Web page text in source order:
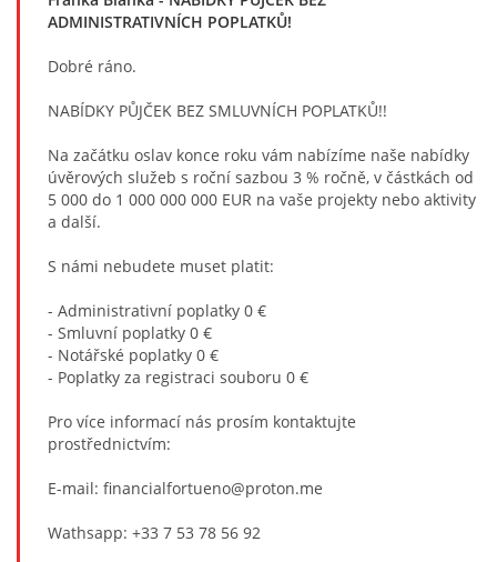
ADMINISTRATIVNÍCH POPLATKŮ!
Dobré ráno.
NABÍDKY PŮJČEK BEZ SMLUVNÍCH POPLATKŮ!!
Na začátku oslav konce roku vám nabízíme naše nabídky
úvěrových služeb s roční sazbou 3 % ročně, v částkách od
5 000 do 1 000 000 000 EUR na vaše projekty nebo aktivity
a další.
S námi nebudete muset platit:
- Administrativní poplatky 0 €
- Smluvní poplatky 0 €
- Notářské poplatky 0 €
- Poplatky za registraci souboru 0 €
Pro více informací nás prosím kontaktujte
prostřednictvím:
E-mail: financialfortueno@proton.me
Wathsapp: +33 7 53 78 56 92